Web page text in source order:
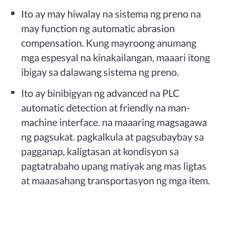
Ito ay may hiwalay na sistema ng preno na
may function ng automatic abrasion
compensation. Kung mayroong anumang
mga espesyal na kinakailangan, maaari itong
ibigay sa dalawang sistema ng preno.
Ito ay binibigyan ng advanced na PLC
automatic detection at friendly na man-
machine interface. na maaaring magsagawa
ng pagsukat. pagkalkula at pagsubaybay sa
pagganap, kaligtasan at kondisyon sa
pagtatrabaho upang matiyak ang mas ligtas
at maaasahang transportasyon ng mga item.